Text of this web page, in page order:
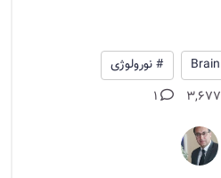
# نورولوژی
3,677
1